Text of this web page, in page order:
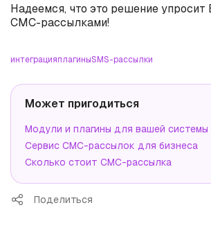
Надеемся, что это решение
СМС-рассылками!
интеграцияплагиныSMS-рассылки
Может пригодиться
Модули и плагины для вашей системы
Сервис СМС-рассылок для бизнеса
Сколько стоит СМС-рассылка
Поделиться